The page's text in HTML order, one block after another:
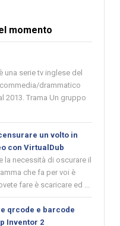
momento
una serie tv inglese del
drammatico
2013. Trama Un gruppo
un volto in
con VirtualDub
la necessità di oscurare il
che fa per voi è
fare è scaricare ed ...
qrcode e barcode
Inventor 2